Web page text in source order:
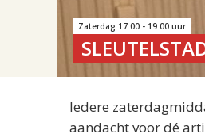
Zaterdag 17.00 - 19.00 uur
Iedere
aandacht voor dé